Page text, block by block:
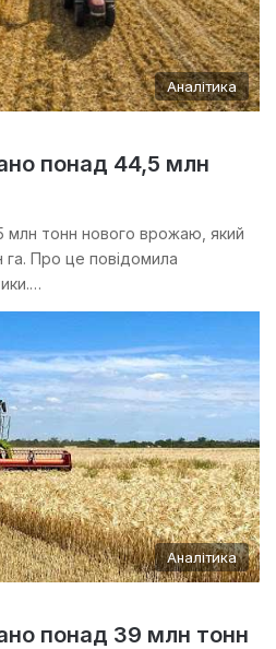
Аналітика
понад 44,5 млн
млн тонн нового врожаю, який
га. Про це повідомила
Аналітика
понад 39 млн тонн